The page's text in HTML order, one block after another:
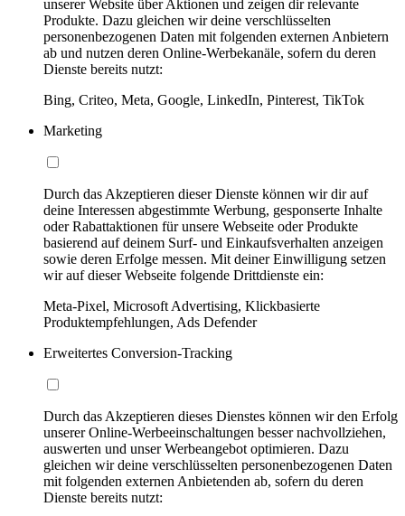
unserer Website über Aktionen und zeigen dir relevante
Produkte. Dazu gleichen wir deine verschlüsselten
personenbezogenen Daten mit folgenden externen Anbietern
ab und nutzen deren Online-Werbekanäle, sofern du deren
Dienste bereits nutzt:
Bing, Criteo, Meta, Google, LinkedIn, Pinterest, TikTok
Marketing
Durch das Akzeptieren dieser Dienste können wir dir auf
deine Interessen abgestimmte Werbung, gesponserte Inhalte
oder Rabattaktionen für unsere Webseite oder Produkte
basierend auf deinem Surf- und Einkaufsverhalten anzeigen
sowie deren Erfolge messen. Mit deiner Einwilligung setzen
wir auf dieser Webseite folgende Drittdienste ein:
Meta-Pixel, Microsoft Advertising, Klickbasierte
Produktempfehlungen, Ads Defender
Erweitertes Conversion-Tracking
Durch das Akzeptieren dieses Dienstes können wir den Erfolg
unserer Online-Werbeeinschaltungen besser nachvollziehen,
auswerten und unser Werbeangebot optimieren. Dazu
gleichen wir deine verschlüsselten personenbezogenen Daten
mit folgenden externen Anbietenden ab, sofern du deren
Dienste bereits nutzt: